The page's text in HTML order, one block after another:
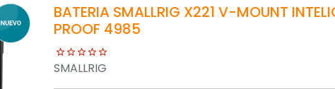
BATERIA SMALLRIG X221 V-MOUNT
PROOF 4985
SMALLRIG